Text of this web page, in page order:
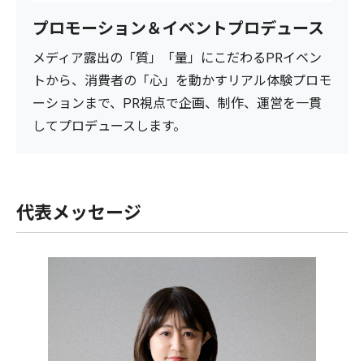
プロモーション＆イベントプロデュース
メディア露出の「質」「量」にこだわるPRイベン
トから、消費者の「心」を動かすリアル体験プロモ
ーションまで、PR視点で企画、制作、運営を一貫
してプロデュースします。
代表メッセージ